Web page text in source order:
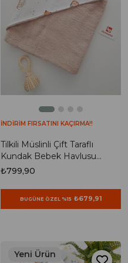
Tilkili Müslinli Çift Taraflı
Kundak Bebek Havlusu
80x80
₺799,90
BUGÜNE ÖZEL %15 ₺679,91
İNDİRİM FIRSATINI KAÇIRMA!!
Yeni Ürün